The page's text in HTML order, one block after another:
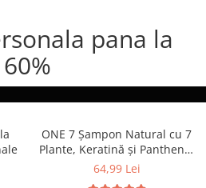
pana la
60%
ONE 7 Șampon Natural cu 7
Plante, Keratină și Panthenol
250 ml – Fortifică și
64,99 Lei